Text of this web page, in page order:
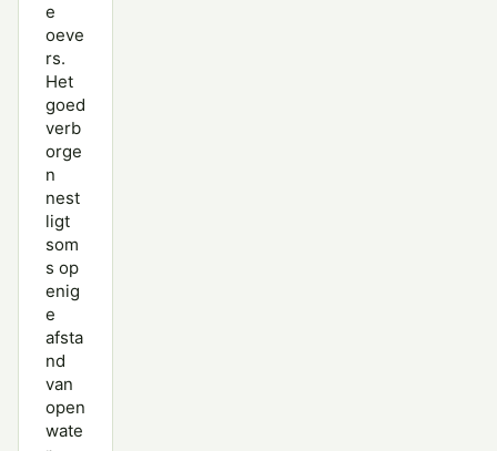
e
oeve
rs.
Het
goed
verb
orge
n
nest
ligt
som
s op
enig
e
afsta
nd
van
open
wate